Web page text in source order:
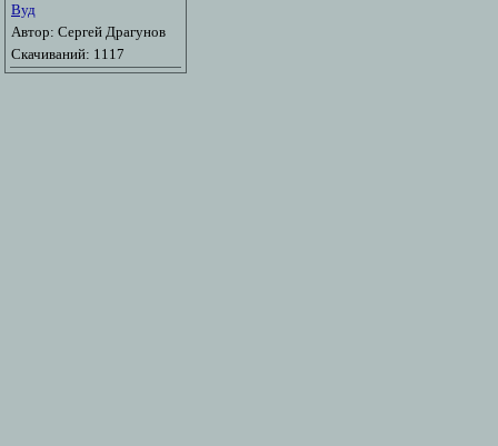
Вуд
Автор: Сергей Драгунов
Скачиваний: 1117